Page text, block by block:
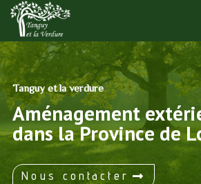
Tanguy et la verdure
Aménagement
dans la Province de
Nous contacter